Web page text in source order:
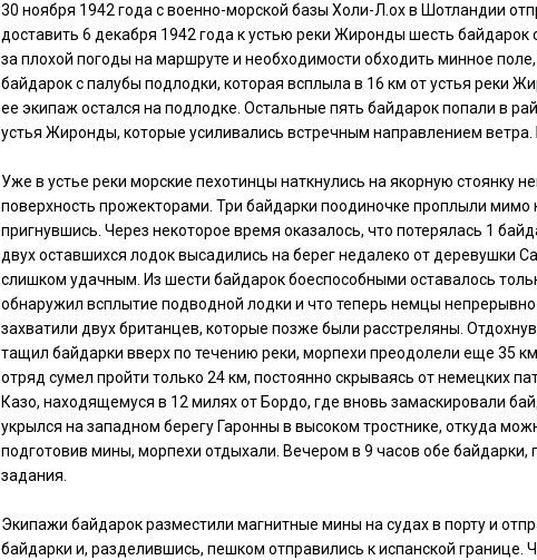
30 ноября 1942 года с военно-морской базы Холи-Л.ох в Шотландии
доставить 6 декабря 1942 года к устью реки Жиронды шесть
за плохой погоды на маршруте и необходимости обходить минное
байдарок с палубы подлодки, которая всплыла в 16 км от устья реки
ее экипаж остался на подлодке. Остальные пять байдарок попали в
устья Жиронды, которые усиливались встречным направлением
Уже в устье реки морские пехотинцы наткнулись на якорную
поверхность прожекторами. Три байдарки поодиночке проплыли
пригнувшись. Через некоторое время оказалось, что потерялась 1
двух оставшихся лодок высадились на берег недалеко от
слишком удачным. Из шести байдарок боеспособными оставалось
обнаружил всплытие подводной лодки и что теперь немцы
захватили двух британцев, которые позже были расстреляны.
тащил байдарки вверх по течению реки, морпехи преодолели еще 35
отряд сумел пройти только 24 км, постоянно скрываясь от немецких
Казо, находящемуся в 12 милях от Бордо, где вновь замаскировали
укрылся на западном берегу Гаронны в высоком тростнике, откуда
подготовив мины, морпехи отдыхали. Вечером в 9 часов обе
задания.
Экипажи байдарок разместили магнитные мины на судах в порту и
байдарки и, разделившись, пешком отправились к испанской